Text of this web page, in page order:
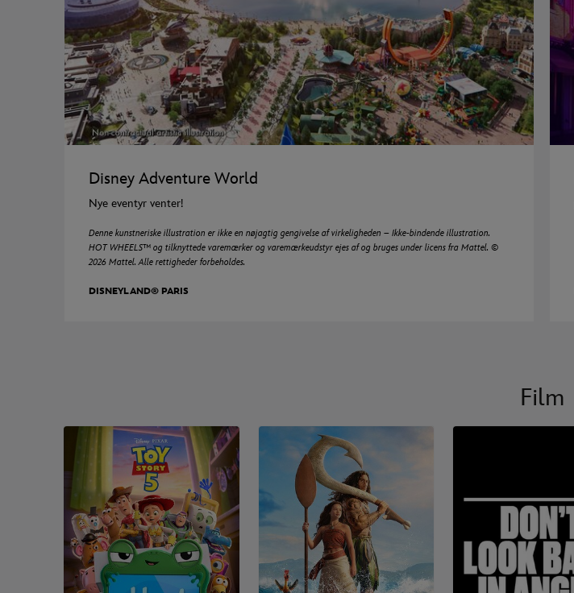
Disney Adventure World
Nye eventyr venter!
Denne kunstneriske illustration er ikke en nøjagtig gengivelse af virkeligheden – Ikke-bindende illustration.
HOT WHEELS™ og tilknyttede varemærker og varemærkeudstyr ejes af og bruges under licens fra Mattel. ©
2026 Mattel. Alle rettigheder forbeholdes.
DISNEYLAND® PARIS
Film